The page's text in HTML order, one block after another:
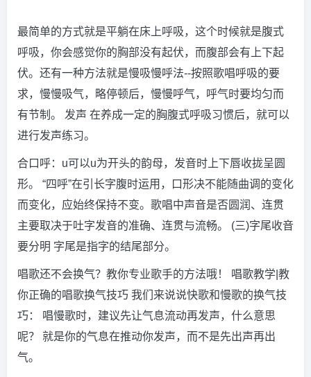
最简单的方式就是平躺在床上呼吸，这个时候就是腹式
呼吸，你会感觉你的胸部没有起伏，而腹部会有上下起
伏。还有一种方法就是慢吸慢呼法--按照歌唱呼吸的要
求，慢慢吸气，略停顿后，慢慢呼气，呼气时要均匀而
有节制。 发声 在养成一定的胸腹式呼吸习惯后，就可以
进行发声练习。
合口呼：u可以u为开头的韵母，发音时上下唇收拢呈圆
形。 “四呼”在引长字腹时运用，口形决不能随曲调的变化
而变化，应始终保持不变。歌唱中声音是否圆润、连贯
主要取决于吐字发音的准确、连贯与流畅。 (三)字尾收音
要分明 字尾是指字的结尾部分。
唱歌还不会换气？教你专业歌手的方法哦！ 唱歌教学|教
你正确的唱歌换气技巧 我们来说说快歌和慢歌的换气技
巧： 唱慢歌时，建议先让气息流动再发声，什么意思
呢？ 就是你的气息在推动你发声，而不是先出声再出
气。